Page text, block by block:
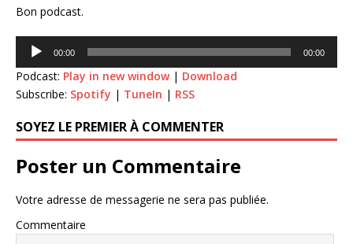
Bon podcast.
Lecteur
audio
00:00 00:00
Podcast: Play in new window| Download
Subscribe: Spotify | TuneIn | RSS
SOYEZ LE PREMIER À COMMENTER
Poster un Commentaire
Votre adresse de messagerie ne sera pas publiée.
Commentaire